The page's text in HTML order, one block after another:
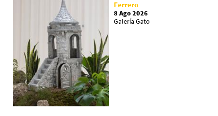
Ferrero
8 Ago 2026
Galería Gato